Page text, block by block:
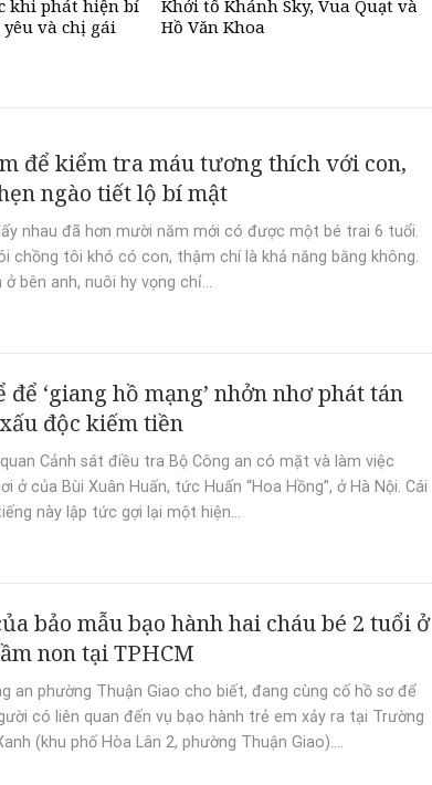
khi phát hiện bí
và chị gái
Khởi tố Khánh Sky, Vua Quạt và
Hồ Văn Khoa
để kiểm tra máu tương thích với con,
ngào tiết lộ bí mật
nhau đã hơn mười năm mới có được một bé trai 6 tuổi.
chồng tôi khó có con, thậm chí là khả năng bằng không.
ở bên anh, nuôi hy vọng chỉ...
để ‘giang hồ mạng’ nhởn nhơ phát tán
độc kiếm tiền
Cảnh sát điều tra Bộ Công an có mặt và làm việc
ở của Bùi Xuân Huấn, tức Huấn “Hoa Hồng”, ở Hà Nội. Cái
này lập tức gợi lại một hiện...
bảo mẫu bạo hành hai cháu bé 2 tuổi ở
non tại TPHCM
an phường Thuận Giao cho biết, đang cùng cố hồ sơ để
có liên quan đến vụ bạo hành trẻ em xảy ra tại Trường
(khu phố Hòa Lân 2, phường Thuận Giao)....